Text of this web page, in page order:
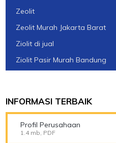
Zeolit
Zeolit Murah Jakarta Barat
Ziolit di jual
Ziolit Pasir Murah Bandung
INFORMASI TERBAIK
Profil Perusahaan
1.4 mb, PDF